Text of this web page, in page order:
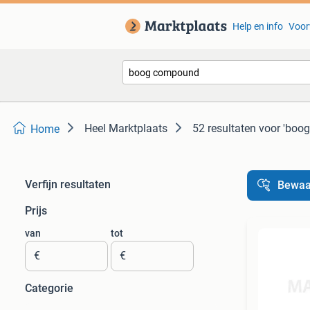
Help en info
Home Heel Marktplaats 52 resultaten voor
Verfijn resultaten
Prijs
van
€
tot
€
Categorie